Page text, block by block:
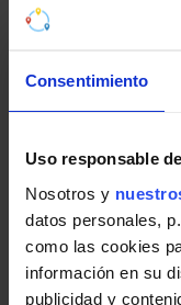
Consentimiento
Uso responsable
Nosotros y
datos personales,
como las cookies
información en su
publicidad y
Pincha en la
Últimos
Noticias,
Madrid en Madrid: